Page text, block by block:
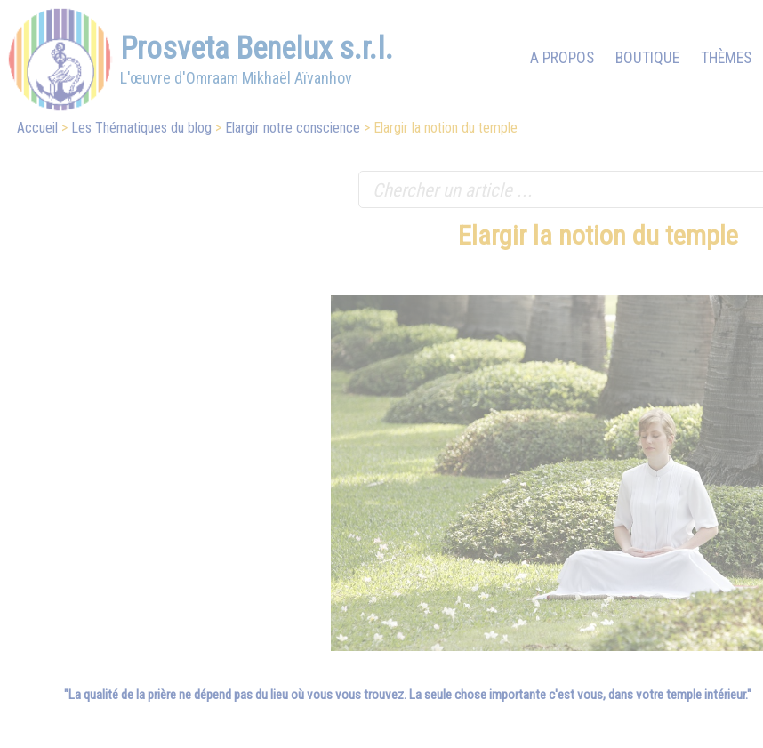
Prosveta Benelux s.r.l.
L'œuvre d'Omraam Mikhaël Aïvanhov
A PROPOS BOUTIQUE THÈMES
Accueil Les Thématiques du blog Elargir notre conscience Elargir la notion du temple
Elargir la notion du temple
"La qualité de la prière ne dépend pas du lieu où vous vous trouvez. La seule chose importante c'est vous, dans votre temple intérieur."